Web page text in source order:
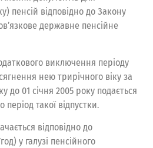
пенсій відповідно до Закону
державне пенсійне
виключення періоду
нею трирічного віку за
до 01 січня 2005 року подається
такої відпустки.
відповідно до
у галузі пенсійного